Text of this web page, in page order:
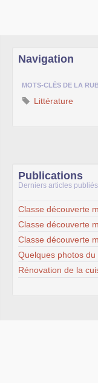
Navigation
MOTS-CLÉS DE LA
Littérature
Publications
Derniers articles publiés
Classe découverte
Classe découverte
Classe découverte
Quelques photos du
Rénovation de la